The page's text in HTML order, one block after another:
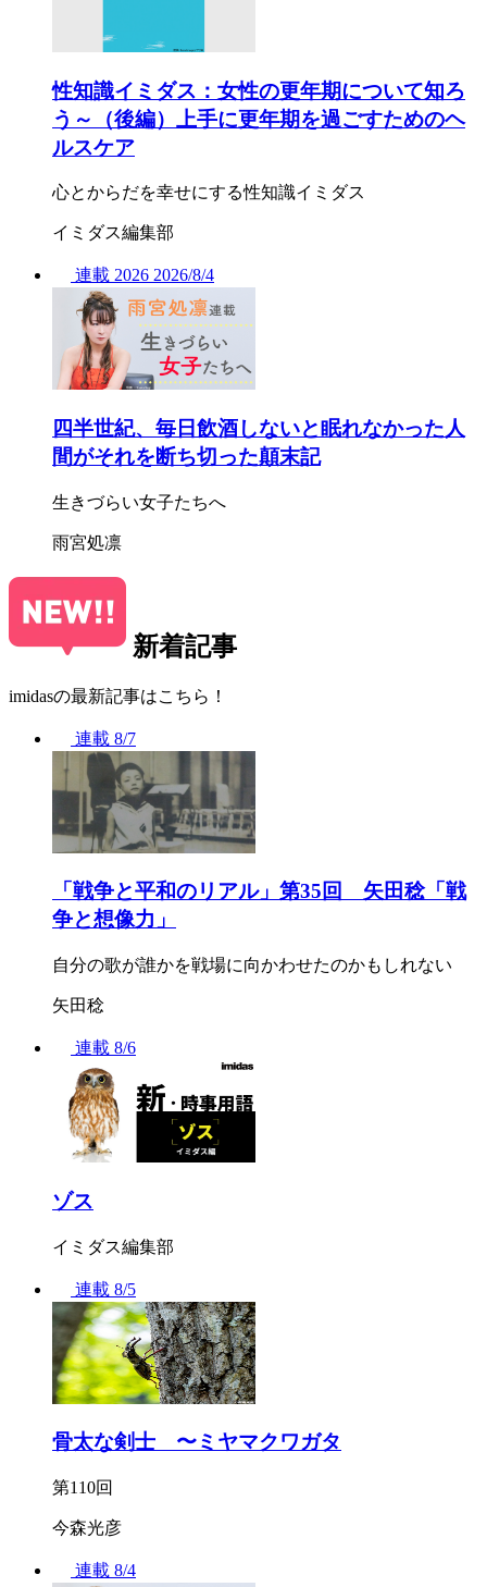
性知識イミダス：女性の更年期について知ろ
う～（後編）上手に更年期を過ごすためのヘ
ルスケア
心とからだを幸せにする性知識イミダス
イミダス編集部
連載 2026 2026/8/4
四半世紀、毎日飲酒しないと眠れなかった人
間がそれを断ち切った顛末記
生きづらい女子たちへ
雨宮処凛
新着記事
imidasの最新記事はこちら！
連載 8/7
「戦争と平和のリアル」第35回 矢田稔「戦
争と想像力」
自分の歌が誰かを戦場に向かわせたのかもしれない
矢田稔
連載 8/6
ゾス
イミダス編集部
連載 8/5
骨太な剣士 〜ミヤマクワガタ
第110回
今森光彦
連載 8/4